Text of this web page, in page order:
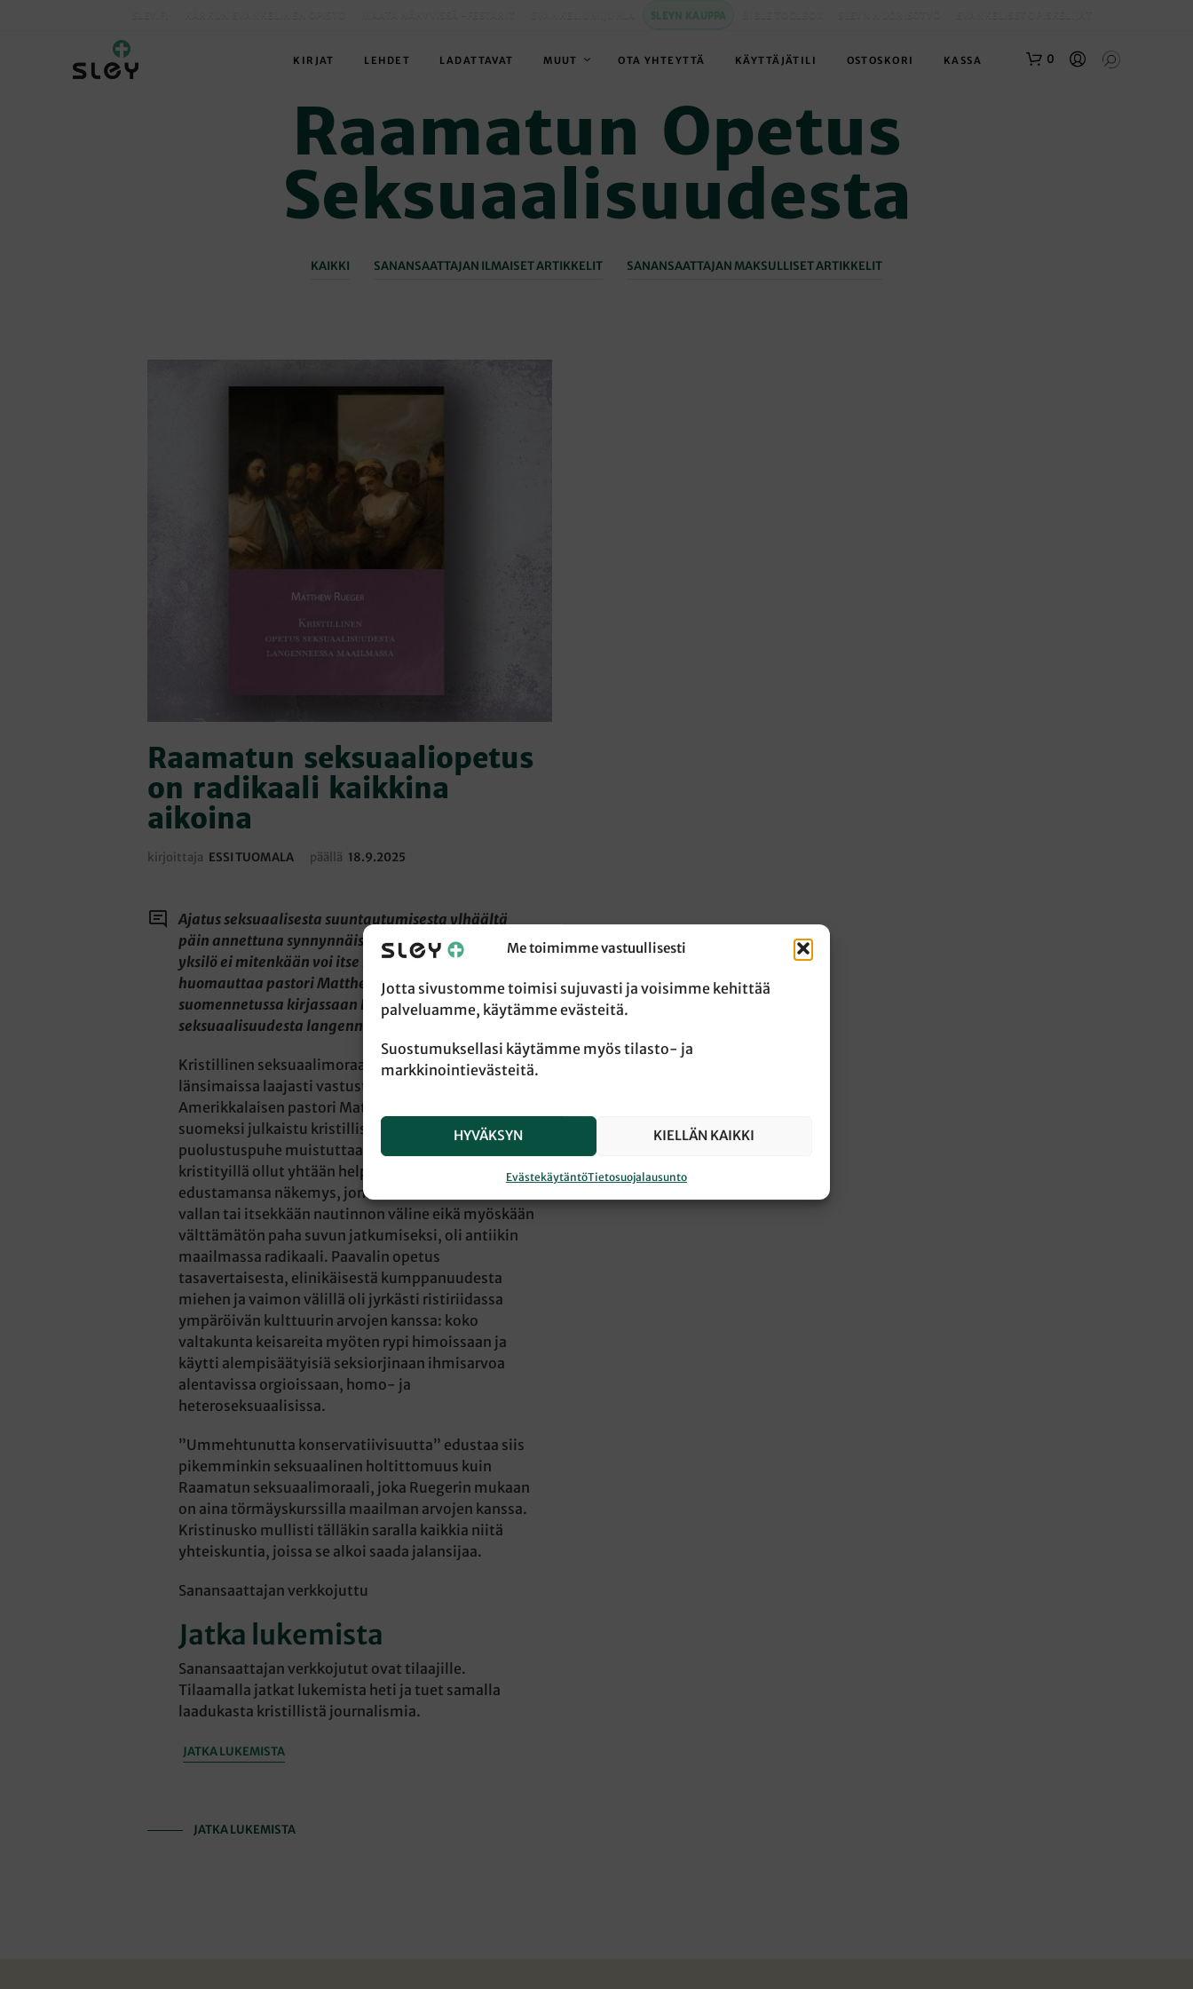
Me toimimme vastuullisesti
Jotta sivustomme toimisi sujuvasti ja voisimme kehittää
palveluamme, käytämme evästeitä.
Suostumuksellasi käytämme myös tilasto- ja
markkinointievästeitä.
HYVÄKSYN KIELLÄN KAIKKI
EvästekäytäntöTietosuojalausunto
SLEYN KAUPPA
KIRJAT LEHDET LADATTAVAT MUUT OTA YHTEYTTÄ KÄYTTÄJÄTILI OSTOSKORI KASSA 0
Raamatun Opetus
Seksuaalisuudesta
KAIKKI SANANSAATTAJAN ILMAISET ARTIKKELIT SANANSAATTAJAN MAKSULLISET ARTIKKELIT
Raamatun seksuaaliopetus
on radikaali kaikkina
aikoina
kirjoittaja ESSI TUOMALA päällä 18.9.2025
Ajatus seksuaalisesta suuntautumisesta ylhäältä
päin annettuna synnynnäisenä ominaisuutena, jota
yksilö ei mitenkään voi itse hallita, on hyvin tuore,
huomauttaa pastori Matthew Rueger vastikään
suomennetussa kirjassaan Kristillinen opetus
seksuaalisuudesta langenneessa maailmassa.
Kristillinen seksuaalimoraali herättää tätä nykyä
länsimaissa laajasti vastustusta ja jopa vihaa.
Amerikkalaisen pastori Matthew Ruegerin hiljattain
suomeksi julkaistu kristillisen seksuaaliopetuksen
puolustuspuhe muistuttaa, ettei ensimmäisillä
kristityillä ollut yhtään helpompaa. Heidän
edustamansa näkemys, jonka mukaan seksi ei ole
vallan tai itsekkään nautinnon väline eikä myöskään
välttämätön paha suvun jatkumiseksi, oli antiikin
maailmassa radikaali. Paavalin opetus
tasavertaisesta, elinikäisestä kumppanuudesta
miehen ja vaimon välillä oli jyrkästi ristiriidassa
ympäröivän kulttuurin arvojen kanssa: koko
valtakunta keisareita myöten rypi himoissaan ja
käytti alempisäätyisiä seksiorjinaan ihmisarvoa
alentavissa orgioissaan, homo- ja
heteroseksuaalisissa.
”Ummehtunutta konservatiivisuutta” edustaa siis
pikemminkin seksuaalinen holtittomuus kuin
Raamatun seksuaalimoraali, joka Ruegerin mukaan
on aina törmäyskurssilla maailman arvojen kanssa.
Kristinusko mullisti tälläkin saralla kaikkia niitä
yhteiskuntia, joissa se alkoi saada jalansijaa.
Sanansaattajan verkkojuttu
Jatka lukemista
Sanansaattajan verkkojutut ovat tilaajille.
Tilaamalla jatkat lukemista heti ja tuet samalla
laadukasta kristillistä journalismia.
JATKA LUKEMISTA
JATKA LUKEMISTA